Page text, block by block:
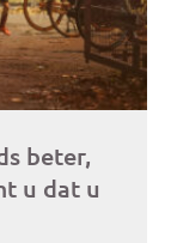
beter,
u dat u